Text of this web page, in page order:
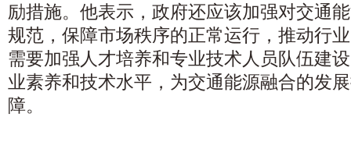
励措施。他表示，政府还应该加强对交通
规范，保障市场秩序的正常运行，推动行
需要加强人才培养和专业技术人员队伍建
业素养和技术水平，为交通能源融合的发
障。